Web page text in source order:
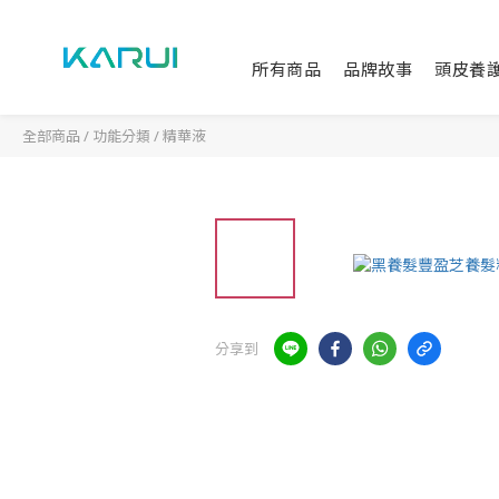
所有商品 品牌故事 頭皮養
全部商品 / 功能分類 /精華液
分享到